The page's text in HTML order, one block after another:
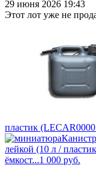
29 июня 2026 19:43
Этот лот уже не
пластик
лейкой (10 л /
ёмкост...1 000 руб.